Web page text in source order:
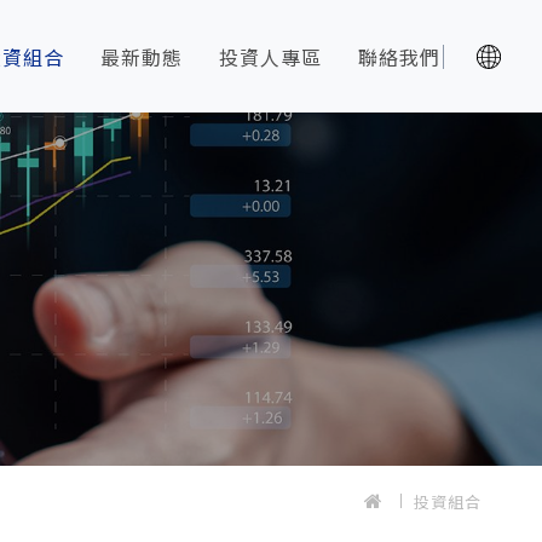
組合 最新動態 投資人專區 聯絡我們
投資組合